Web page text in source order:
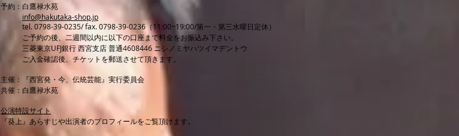
予約：白鷹禄水苑
info@hakutaka-shop.jp
tel. 0798-39-0235/ fax. 0798-39-0236（11:00~19:00/第一・第三水曜日定休）
ご予約の後、二週間以内に以下の口座まで料金をお振込み下さい。
三菱東京UFJ銀行 西宮支店 普通4608446 ニシノミヤハツイマデントウ
ご入金確認後、チケットを郵送させて頂きます。
主催：『西宮発・今、伝統芸能』実行委員会
共催：白鷹禄水苑
公演特設サイト
『葵上』あらすじや出演者のプロフィールをご覧頂けます。